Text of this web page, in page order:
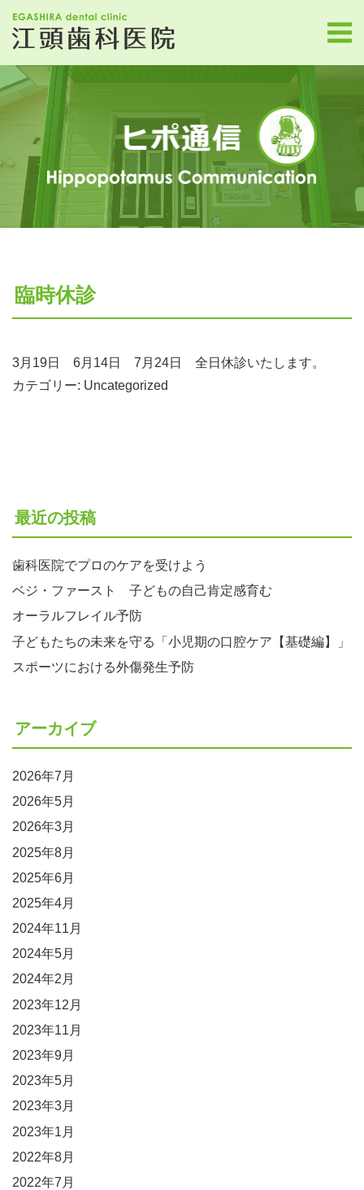
臨時休診
3月19日 6月14日 7月24日 全日休診いたします。
カテゴリー: Uncategorized
最近の投稿
歯科医院でプロのケアを受けよう
ベジ・ファースト 子どもの自己肯定感育む
オーラルフレイル予防
子どもたちの未来を守る「小児期の口腔ケア【基礎編】」
スポーツにおける外傷発生予防
アーカイブ
2026年7月
2026年5月
2026年3月
2025年8月
2025年6月
2025年4月
2024年11月
2024年5月
2024年2月
2023年12月
2023年11月
2023年9月
2023年5月
2023年3月
2023年1月
2022年8月
2022年7月